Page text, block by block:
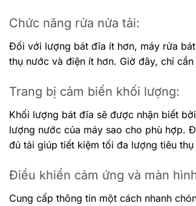
Chức năng rửa nửa tải:
Đối với lượng bát đĩa ít hơn, máy rửa
thụ nước và điện ít hơn. Giờ đây, chỉ
Trang bị cảm biến khối lượng:
Khối lượng bát đĩa sẽ được nhận biết
lượng nước của máy sao cho phù hợp.
đủ tải giúp tiết kiệm tối đa lượng tiêu
Điều khiển cảm ứng và màn
Cung cấp thông tin một cách nhanh